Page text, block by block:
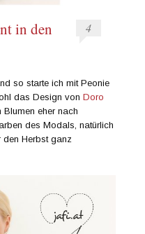
in den
4
so starte ich mit Peonie
das Design vonDoro
Blumen eher nach
des Modals, natürlich
den Herbst ganz